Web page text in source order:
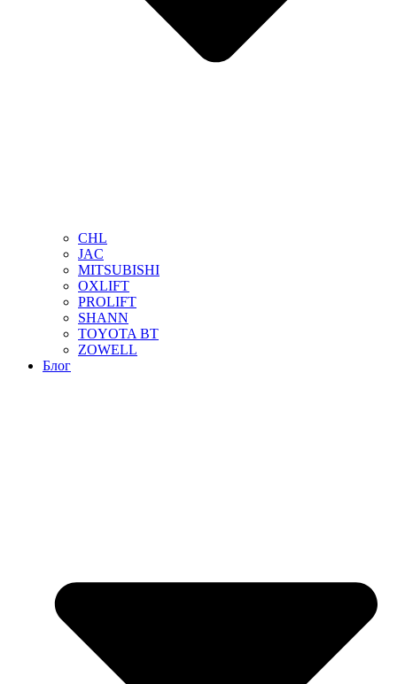
CHL
JAC
MITSUBISHI
OXLIFT
PROLIFT
SHANN
TOYOTA BT
ZOWELL
Блог